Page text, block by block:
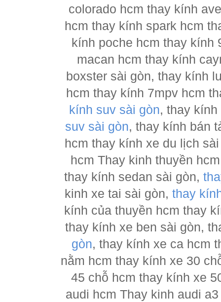
colorado hcm thay kính
hcm thay kính spark hcm
kính poche hcm thay kính
macan hcm thay kính
boxster sài gòn, thay kính
hcm thay kính 7mpv hcm
kính suv sài gòn, thay
suv sài gòn, thay kính bán
hcm thay kính xe du lịch
hcm Thay kinh thuyền
thay kính sedan sài gòn,
kinh xe tai sài gòn, thay
kính của thuyền hcm thay
thay kính xe ben sài gòn,
gòn, thay kính xe ca hcm
nằm hcm thay kính xe 30
45 chỗ hcm thay kính xe
audi hcm Thay kinh audi